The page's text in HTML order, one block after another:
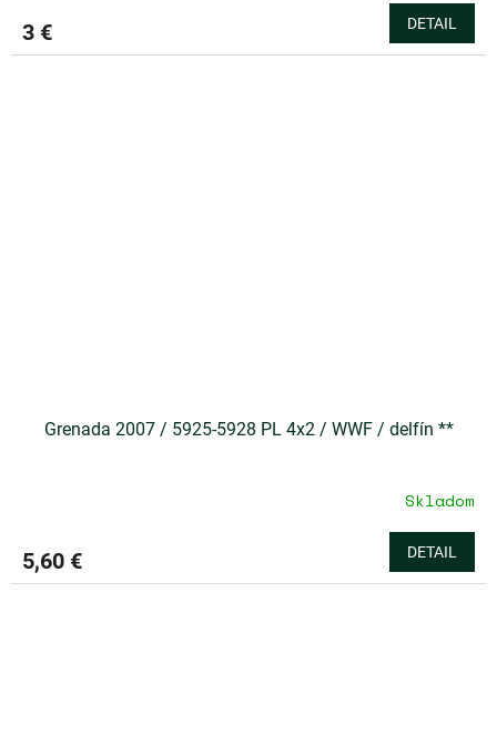
3 € DETAIL
Grenada 2007 / 5925-5928 PL 4x2 / WWF / delfín **
Skladom
5,60 € DETAIL